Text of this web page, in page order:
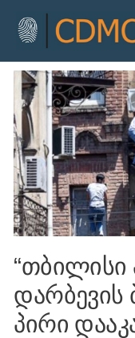
“თბილისი
პირი